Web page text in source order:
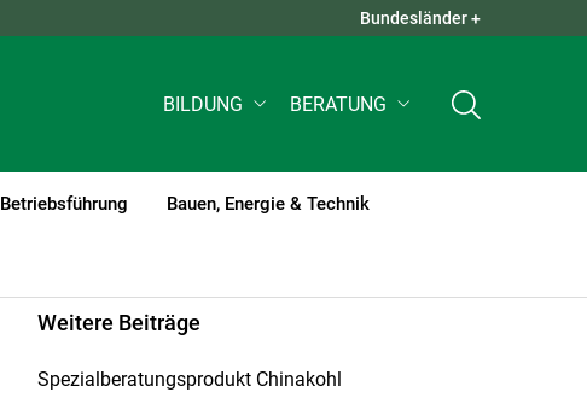
QUICK LINKS +
Bundesländer +
BILDUNG BERATUNG
Betriebsführung Bauen, Energie & Technik
Weitere Beiträge
Spezialberatungsprodukt Chinakohl